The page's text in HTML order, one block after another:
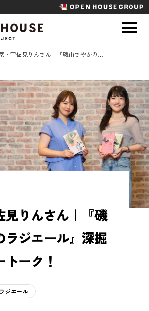
見りんさん｜『磯
ラジエール』深掘
トーク！
ラジエール